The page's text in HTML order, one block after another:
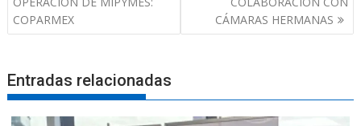
COPARMEX
CÁMARAS HERMANAS
Entradas relacionadas